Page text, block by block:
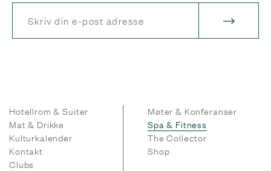
Hotellrom & Suiter
Møter & Konferanser
Mat & Drikke
Spa & Fitness
Kulturkalender
The Collector
Kontakt
Shop
Clubs